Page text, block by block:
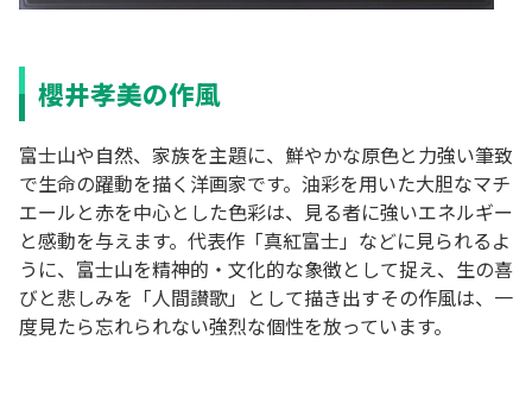
櫻井孝美の作風
富士山や自然、家族を主題に、鮮やかな原色と力強い筆致
で生命の躍動を描く洋画家です。油彩を用いた大胆なマチ
エールと赤を中心とした色彩は、見る者に強いエネルギー
と感動を与えます。代表作「真紅富士」などに見られるよ
うに、富士山を精神的・文化的な象徴として捉え、生の喜
びと悲しみを「人間讃歌」として描き出すその作風は、一
度見たら忘れられない強烈な個性を放っています。